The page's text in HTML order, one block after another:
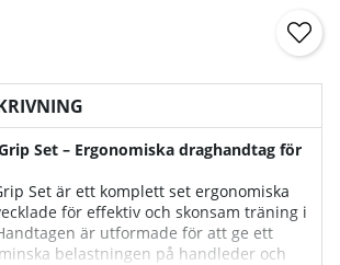
Set – Ergonomiska draghandtag för
Set är ett komplett set ergonomiska
för effektiv och skonsam träning i
är utformade för att ge ett
belastningen på handleder och